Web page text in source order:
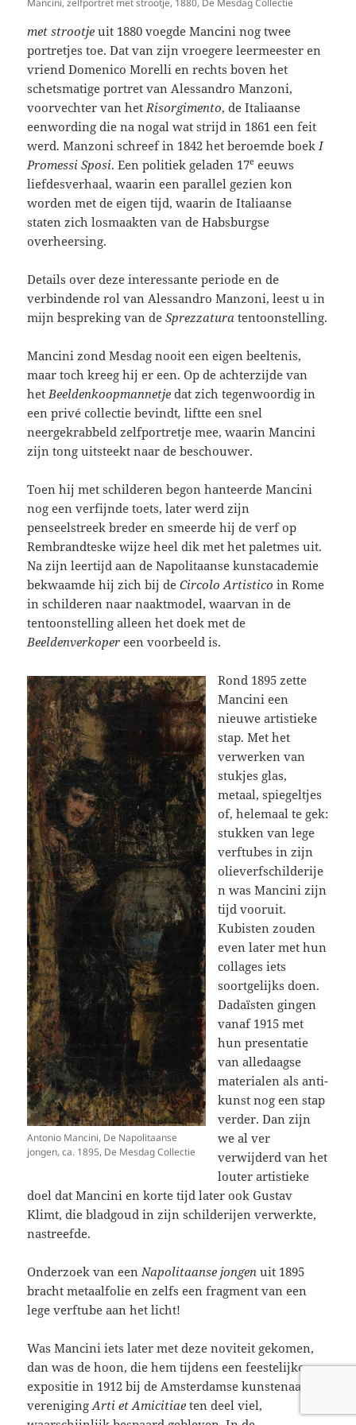
Mancini, zelfportret met strootje, 1880, De Mesdag Collectie
met strootje uit 1880 voegde Mancini nog twee
portretjes toe. Dat van zijn vroegere leermeester en
vriend Domenico Morelli en rechts boven het
schetsmatige portret van Alessandro Manzoni,
voorvechter van het Risorgimento, de Italiaanse
eenwording die na nogal wat strijd in 1861 een feit
werd. Manzoni schreef in 1842 het beroemde boek I
Promessi Sposi. Een politiek geladen 17e eeuws
liefdesverhaal, waarin een parallel gezien kon
worden met de eigen tijd, waarin de Italiaanse
staten zich losmaakten van de Habsburgse
overheersing.
Details over deze interessante periode en de
verbindende rol van Alessandro Manzoni, leest u in
mijn bespreking van deSprezzatura tentoonstelling.
Mancini zond Mesdag nooit een eigen beeltenis,
maar toch kreeg hij er een. Op de achterzijde van
het Beeldenkoopmannetje dat zich tegenwoordig in
een privé collectie bevindt, liftte een snel
neergekrabbeld zelfportretje mee, waarin Mancini
zijn tong uitsteekt naar de beschouwer.
Toen hij met schilderen begon hanteerde Mancini
nog een verfijnde toets, later werd zijn
penseelstreek breder en smeerde hij de verf op
Rembrandteske wijze heel dik met het paletmes uit.
Na zijn leertijd aan de Napolitaanse kunstacademie
bekwaamde hij zich bij deCircolo Artistico in Rome
in schilderen naar naaktmodel, waarvan in de
tentoonstelling alleen het doek met de
Beeldenverkoper een voorbeeld is.
Antonio Mancini, De Napolitaanse
jongen, ca. 1895, De Mesdag Collectie
Rond 1895 zette
Mancini een
nieuwe artistieke
stap. Met het
verwerken van
stukjes glas,
metaal, spiegeltjes
of, helemaal te gek:
stukken van lege
verftubes in zijn
olieverfschilderije
n was Mancini zijn
tijd vooruit.
Kubisten zouden
even later met hun
collages iets
soortgelijks doen.
Dadaïsten gingen
vanaf 1915 met
hun presentatie
van alledaagse
materialen als anti-
kunst nog een stap
verder. Dan zijn
we al ver
verwijderd van het
louter artistieke
doel dat Mancini en korte tijd later ook Gustav
Klimt, die bladgoud in zijn schilderijen verwerkte,
nastreefde.
Onderzoek van een Napolitaanse jongen uit 1895
bracht metaalfolie en zelfs een fragment van een
lege verftube aan het licht!
Was Mancini iets later met deze noviteit gekomen,
dan was de hoon, die hem tijdens een feestelijke
expositie in 1912 bij de Amsterdamse kunstenaars
verenigingArti et Amicitiae ten deel viel,